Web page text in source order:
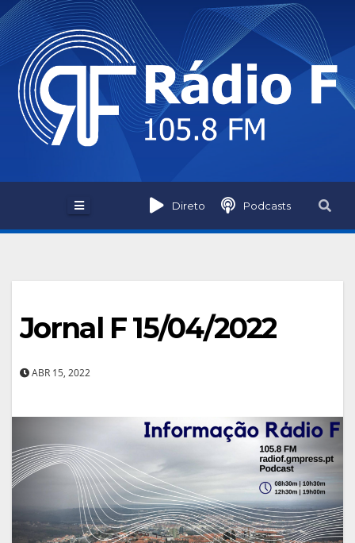
Skip
to
content
Direto Podcasts
Jornal F 15/04/2022
ABR 15, 2022